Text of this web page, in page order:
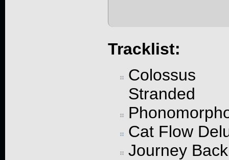
Tracklist:
Colossus
Stranded
Cat Flow
Journey